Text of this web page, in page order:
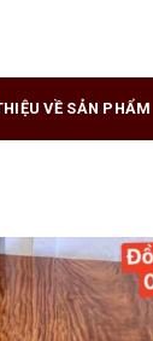
VỀ SẢN PHẨM